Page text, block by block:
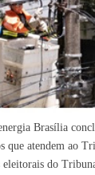
Brasília
que atendem ao
do